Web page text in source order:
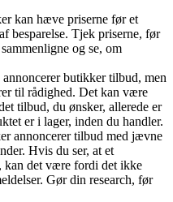
kan hæve priserne før et
besparelse. Tjek priserne, før
og se, om
butikker tilbud, men
til rådighed. Det kan være
tilbud, du ønsker, allerede er
er i lager, inden du handler.
annoncerer tilbud med jævne
Hvis du ser, at et
kan det være fordi det ikke
Gør din research, før